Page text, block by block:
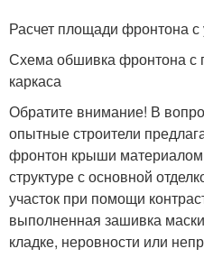
Расчет площади фронтона
Схема обшивка фронтона с
каркаса
Обратите внимание! В
опытные строители
фронтон крыши
структуре с основной
участок при помощи
выполненная зашивка
кладке, неровности или